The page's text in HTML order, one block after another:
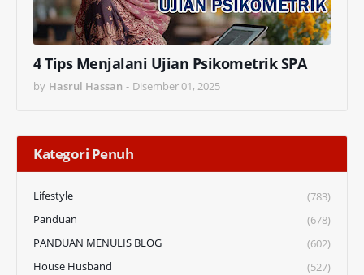
4 Tips Menjalani Ujian Psikometrik SPA
by Hasrul Hassan - Disember 01, 2025
Kategori Penuh
Lifestyle
(783)
Panduan
(678)
PANDUAN MENULIS BLOG
(602)
House Husband
(527)